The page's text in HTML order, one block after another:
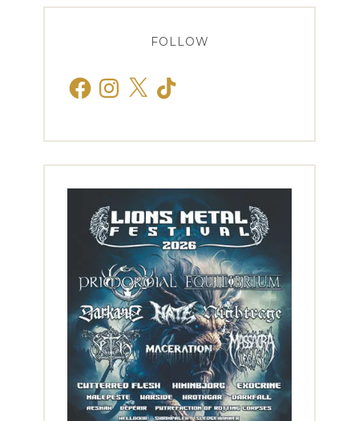
FOLLOW
FacebookInstagram
X TikTok